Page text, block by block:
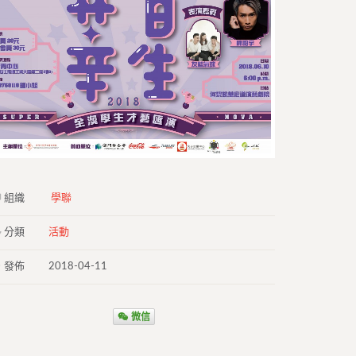
組織 學聯
分類 活動
發佈 2018-04-11
微信